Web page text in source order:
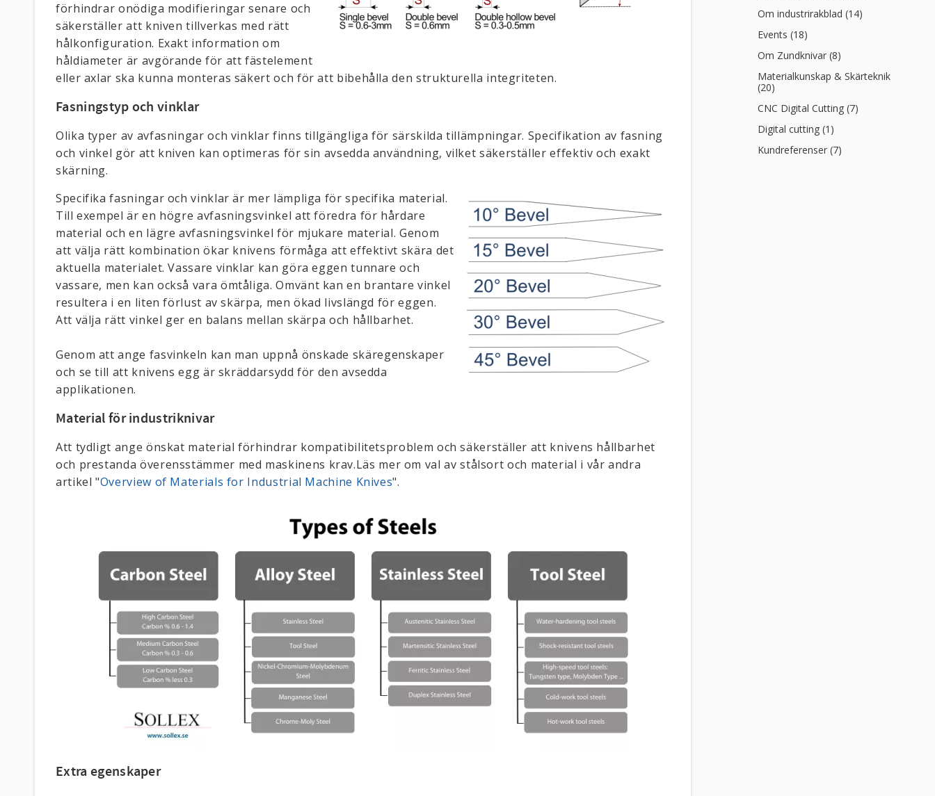
förhindrar onödiga modifieringar senare och
säkerställer att kniven tillverkas med rätt
hålkonfiguration. Exakt information om
håldiameter är avgörande för att fästelement
eller axlar ska kunna monteras säkert och för att bibehålla den strukturella integriteten.
Fasningstyp och vinklar
Olika typer av avfasningar och vinklar finns tillgängliga för särskilda tillämpningar. Specifikation av fasning
och vinkel gör att kniven kan optimeras för sin avsedda användning, vilket säkerställer effektiv och exakt
skärning.
Specifika fasningar och vinklar är mer lämpliga för specifika material.
Till exempel är en högre avfasningsvinkel att föredra för hårdare
material och en lägre avfasningsvinkel för mjukare material. Genom
att välja rätt kombination ökar knivens förmåga att effektivt skära det
aktuella materialet. Vassare vinklar kan göra eggen tunnare och
vassare, men kan också vara ömtåliga. Omvänt kan en brantare vinkel
resultera i en liten förlust av skärpa, men ökad livslängd för eggen.
Att välja rätt vinkel ger en balans mellan skärpa och hållbarhet.
Genom att ange fasvinkeln kan man uppnå önskade skäregenskaper
och se till att knivens egg är skräddarsydd för den avsedda
applikationen.
Material för industriknivar
Att tydligt ange önskat material förhindrar kompatibilitetsproblem och säkerställer att knivens hållbarhet
och prestanda överensstämmer med maskinens krav.Läs mer om val av stålsort och material i vår andra
artikel "Overview of Materials for Industrial Machine Knives".
Extra egenskaper
Om industrirakblad (14)
Events (18)
Om Zundknivar (8)
Materialkunskap & Skärteknik
(20)
CNC Digital Cutting (7)
Digital cutting (1)
Kundreferenser (7)